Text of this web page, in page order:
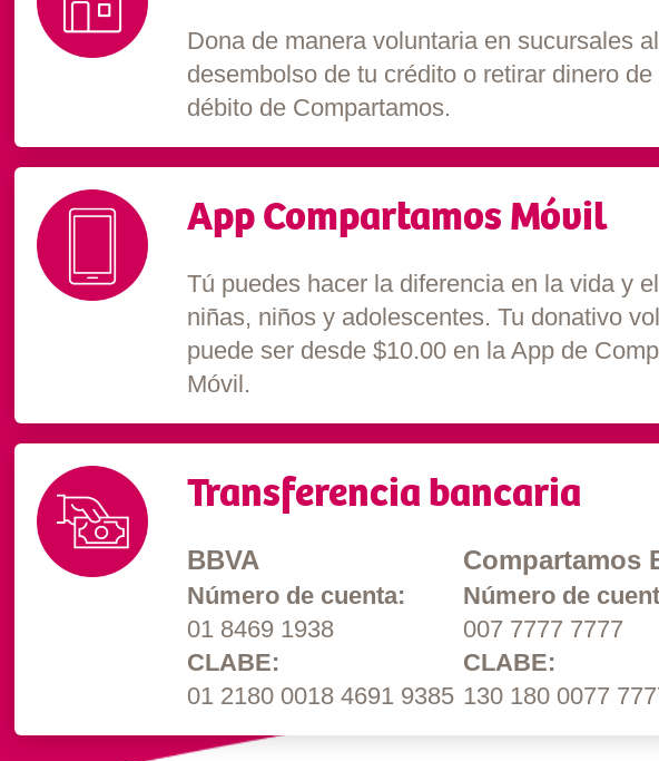
Dona de manera voluntaria en sucursales
desembolso de tu crédito o retirar dinero
débito de Compartamos.
App Compartamos Móvil
Tú puedes hacer la diferencia en la vida y
niñas, niños y adolescentes. Tu donativo
puede ser desde $10.00 en la App de
Móvil.
Transferencia bancaria
BBVA
Número de cuenta:
01 8469 1938
CLABE:
01 2180 0018 4691 9385
Compartamos
Número de
007 7777 7777
CLABE:
130 180 0077